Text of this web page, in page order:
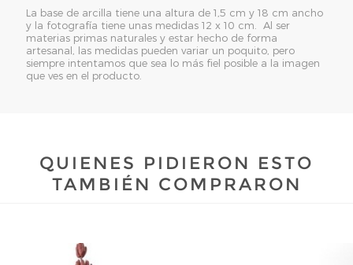
La base de arcilla tiene una altura de 1,5 cm y 18 cm ancho
y la fotografía tiene unas medidas 12 x 10 cm. Al ser
materias primas naturales y estar hecho de forma
artesanal, las medidas pueden variar un poquito, pero
siempre intentamos que sea lo más fiel posible a la imagen
que ves en el producto.
QUIENES PIDIERON ESTO
TAMBIÉN COMPRARON